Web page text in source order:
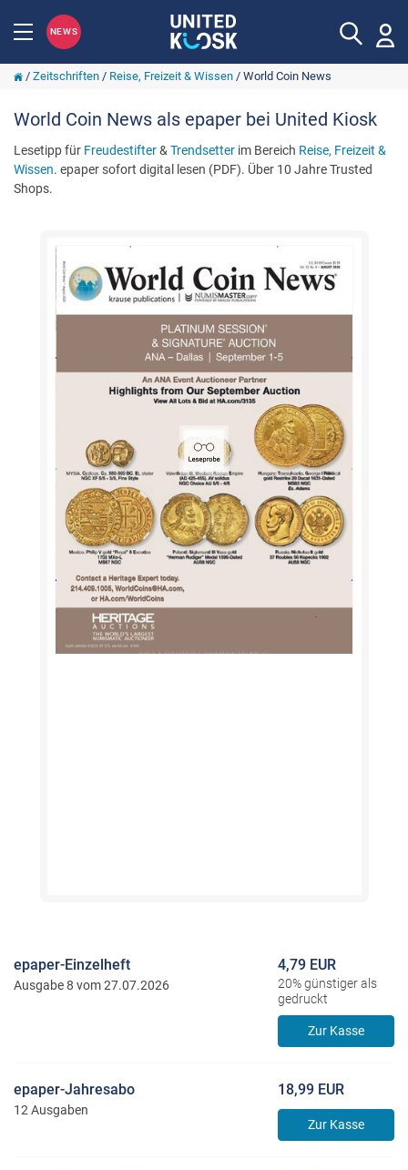
NEWS
/ Zeitschriften/ Reise, Freizeit & Wissen/ World Coin News
World Coin News als epaper bei United Kiosk
Lesetipp für Freudestifter& Trendsetter im Bereich Reise, Freizeit &
Wissen. epaper sofort digital lesen (PDF). Über 10 Jahre Trusted
Shops.
epaper-Einzelheft
Ausgabe 8 vom 27.07.2026
4,79 EUR
20% günstiger als
gedruckt
Zur Kasse
epaper-Jahresabo
12 Ausgaben
18,99 EUR
Zur Kasse